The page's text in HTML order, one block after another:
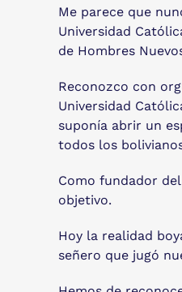
Me parece que
Universidad
de Hombres
Reconozco con
Universidad
suponía abrir un
todos los
Como fundador
objetivo.
Hoy la realidad
señero que jugó